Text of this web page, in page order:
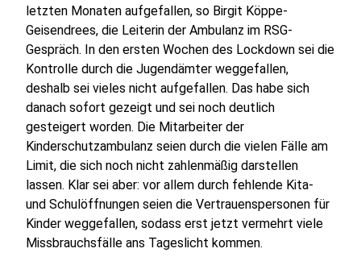
letzten Monaten aufgefallen, so Birgit Köppe-
Geisendrees, die Leiterin der Ambulanz im RSG-
Gespräch. In den ersten Wochen des Lockdown sei die
Kontrolle durch die Jugendämter weggefallen,
deshalb sei vieles nicht aufgefallen. Das habe sich
danach sofort gezeigt und sei noch deutlich
gesteigert worden. Die Mitarbeiter der
Kinderschutzambulanz seien durch die vielen Fälle am
Limit, die sich noch nicht zahlenmäßig darstellen
lassen. Klar sei aber: vor allem durch fehlende Kita-
und Schulöffnungen seien die Vertrauenspersonen für
Kinder weggefallen, sodass erst jetzt vermehrt viele
Missbrauchsfälle ans Tageslicht kommen.